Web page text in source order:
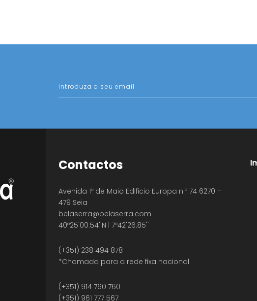
Contactos
Avenida 1º de Maio Edificio Europa n.º 74 6270 –
479 Seia
belaserra@belaserra.com
40º25'00.54''N | 7º42'26.85''
(+351) 238 494 878
*Chamada para a rede fixa nacional
(+351) 914 760 760
(+351) 961 777 567